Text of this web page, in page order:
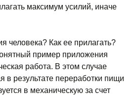
максимум усилий, иначе
человека? Как ее прилагать?
пример приложения
работа. В этом случае
в результате переработки пищи
в механическую за счет